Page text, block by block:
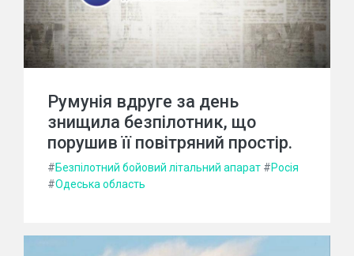
Румунія вдруге за день
знищила безпілотник, що
порушив її повітряний простір.
#Безпілотний бойовий літальний апарат #Росія
#Одеська область